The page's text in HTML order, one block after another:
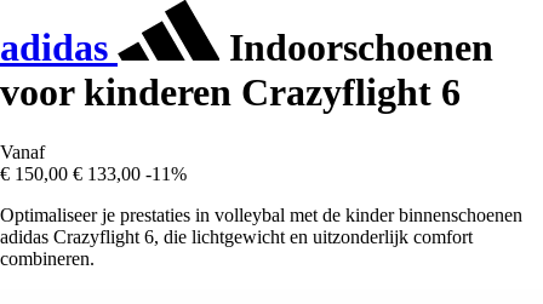
adidas
Indoorschoenen
voor kinderen Crazyflight 6
Vanaf
€ 150,00 € 133,00 -11%
Optimaliseer je prestaties in volleybal met de kinder binnenschoenen
adidas Crazyflight 6, die lichtgewicht en uitzonderlijk comfort
combineren.